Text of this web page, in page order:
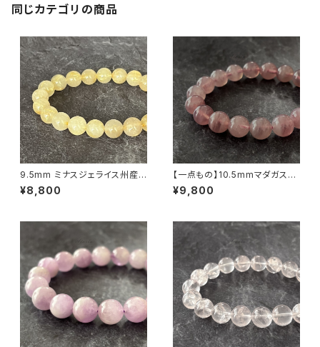
同じカテゴリの商品
9.5mm ミナスジェライス州産
ゴールデン ルチルクォーツ ブレ
スレット【鑑別済み・画像現物・R
¥8,800
【一点もの】10.5mmマダガスカ
ル産 ディープ・ローズクォーツ
ブレスレット【鑑別済み】
¥9,800